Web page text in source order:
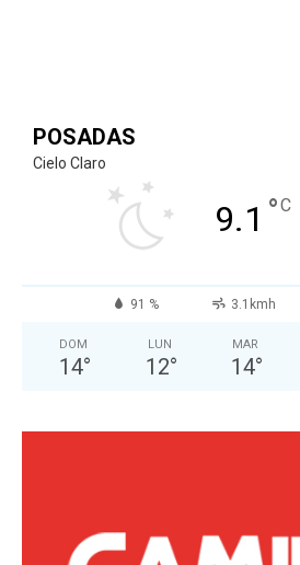
POSADAS
Cielo Claro
9.1 °C
91 % 3.1kmh
DOM
14°
LUN
12°
MAR
14°